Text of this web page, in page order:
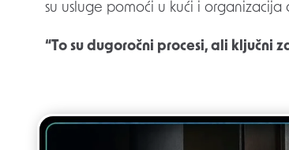
su usluge pomoći u kući i
“To su dugoročni procesi, ali ključni
Post